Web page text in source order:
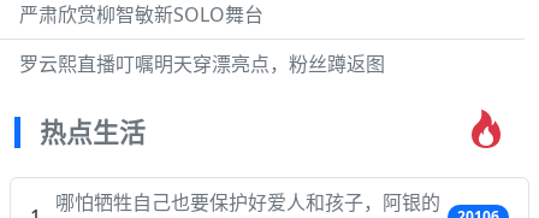
严肃欣赏柳智敏新SOLO舞台
罗云熙直播叮嘱明天穿漂亮点，粉丝蹲返图
热点生活
哪怕牺牲自己也要保护好爱人和孩子，阿银的